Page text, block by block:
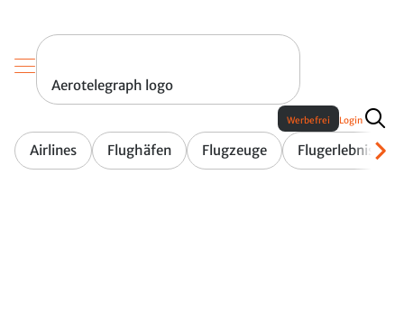
Aerotelegraph logo
Airlines Flughäfen Flugzeuge Flugerlebnis
Werbefrei Login